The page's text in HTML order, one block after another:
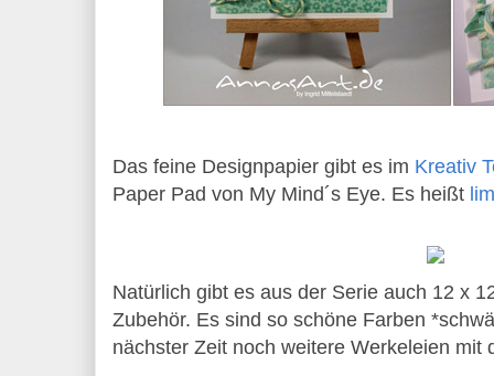
Das feine Designpapier gibt es im Kreativ
Paper Pad von My Mind´s Eye. Es heißt
Natürlich gibt es aus der Serie auch 12 x
Zubehör. Es sind so schöne Farben
nächster Zeit noch weitere Werkeleien mit